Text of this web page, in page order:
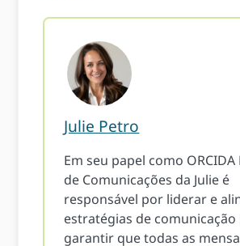
Julie Petro
Em seu papel como
de Comunicações da Julie é
responsável por liderar e
estratégias de comunicação
garantir que todas as